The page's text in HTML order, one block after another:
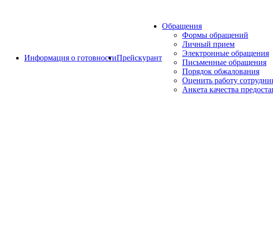
Информация о готовностиПрейскурант
Обращения
Формы обращений
Личный прием
Электронные обращения
Письменные обращения
Порядок обжалования
Оценить работу
Анкета качества